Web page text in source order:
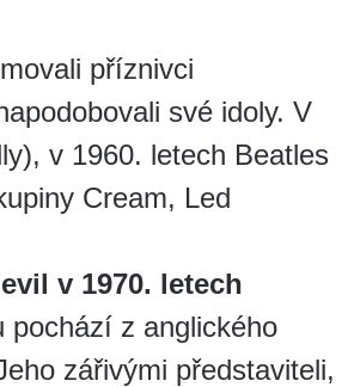
příznivci
své idoly. V
v 1960. letech Beatles
Cream, Led
v 1970. letech
pochází z anglického
zářivými představiteli,